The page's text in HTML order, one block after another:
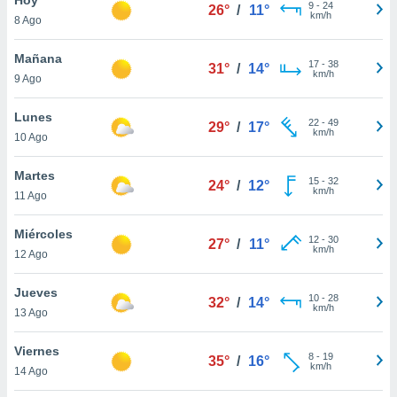
y
en
más
de
8 Ago
26° / 11° 9- 24
km/h
Mañana
9 Ago
31° / 14° 17- 38
km/h
Lunes
10 Ago
29° / 17° 22- 49
km/h
Martes
11 Ago
24° / 12° 15- 32
km/h
Miércoles
12 Ago
27° / 11° 12- 30
km/h
Jueves
13 Ago
32° / 14° 10- 28
km/h
Viernes
14 Ago
35° / 16° 8- 19
km/h